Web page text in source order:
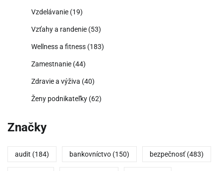
Vzdelávanie (19)
Vzťahy a randenie (53)
Wellness a fitness (183)
Zamestnanie (44)
Zdravie a výživa (40)
Ženy podnikateľky (62)
Značky
audit (184) bankovníctvo (150) bezpečnosť (483)